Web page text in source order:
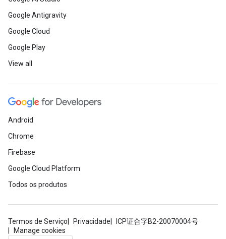
Google Antigravity
Google Cloud
Google Play
View all
Android
Chrome
Firebase
Google Cloud Platform
Todos os produtos
Termos de Serviço Privacidade
ICP证合字B2-20070004号
Manage cookies